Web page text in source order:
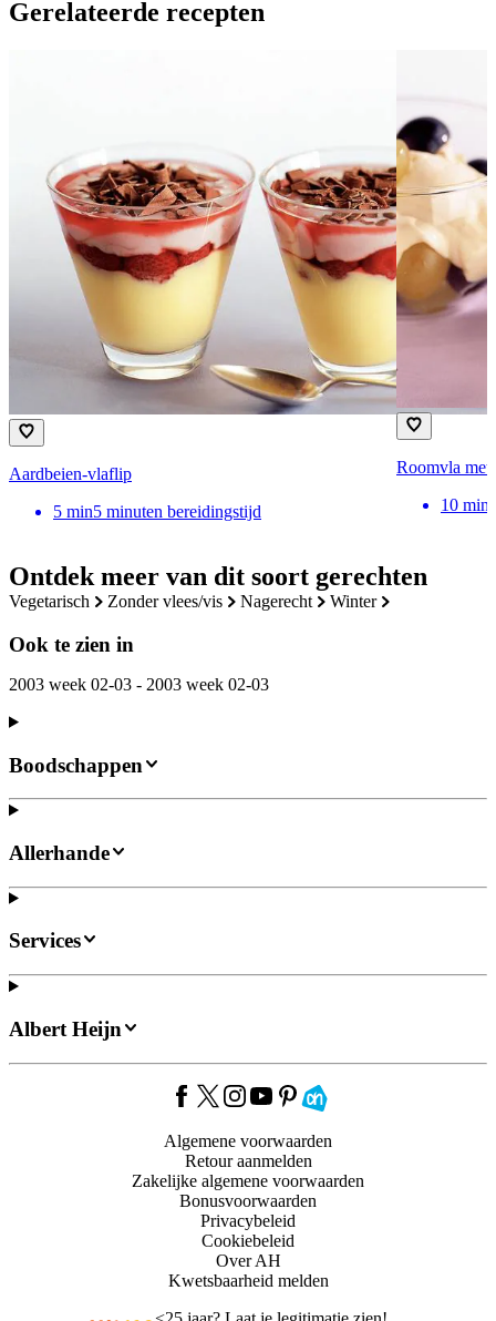
Ontdek meer van dit soort gerechten
vegetarisch zonder vlees/vis nagerecht winter
Ook te zien in
2003 week 02-03 - 2003 week 02-03
Gerelateerde recepten
Aardbeien-vlaflip
5 min5 minuten bereidingstijd
Roomvla met
10 min
Boodschappen
Allerhande
Services
Albert Heijn
Algemene voorwaarden
Retour aanmelden
Zakelijke algemene voorwaarden
Bonusvoorwaarden
Privacybeleid
Cookiebeleid
Over AH
Kwetsbaarheid melden